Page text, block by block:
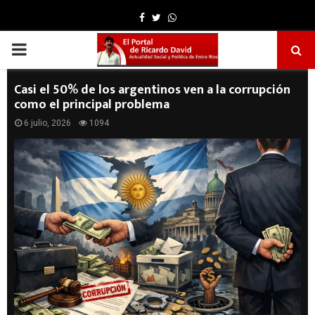
Facebook
TwitterWhatsapp
PRIMARY
MENU
Casi el 50% de los argentinos ven a la corrupción
como el principal problema
6 julio, 2026 1094